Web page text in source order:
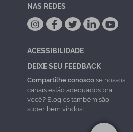
NAS REDES
ACESSIBILIDADE
DEIXE SEU FEEDBACK
Compartilhe conoscose nossos
canais estão adequados pra
você? Elogios também são
super bem vindos!